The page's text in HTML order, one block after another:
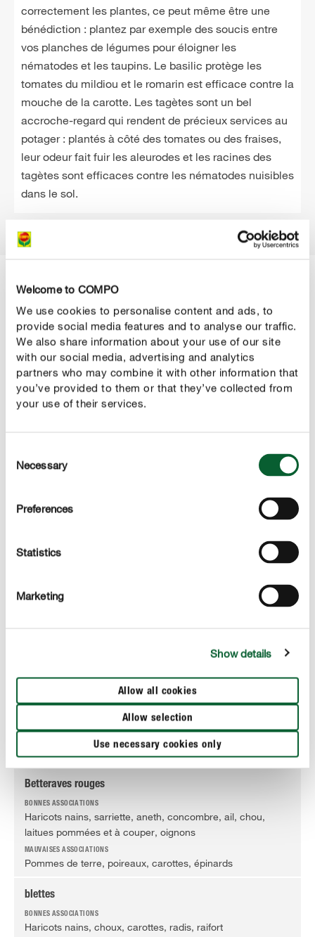
Welcome to COMPO
We use cookies to personalise content and ads, to
provide social media features and to analyse our traffic.
We also share information about your use of our site
with our social media, advertising and analytics
partners who may combine it with other information that
you’ve provided to them or that they’ve collected from
your use of their services.
Selection
Necessary
Preferences
Statistics
Marketing
Show details
Allow all cookies
Allow selection
Use necessary cookies only
correctement les plantes, ce peut même être une
bénédiction : plantez par exemple des soucis entre
vos planches de légumes pour éloigner les
nématodes et les taupins. Le basilic protège les
tomates du mildiou et le romarin est efficace contre la
mouche de la carotte. Les tagètes sont un bel
accroche-regard qui rendent de précieux services au
potager : plantés à côté des tomates ou des fraises,
leur odeur fait fuir les aleurodes et les racines des
tagètes sont efficaces contre les nématodes nuisibles
dans le sol.
Exemples de bonnes et mauvaises associations
Tomates
Haricots nains, épinards, chou, chou-rave, laitues
pommées et à couper, persil, poivrons, céleri, courgettes,
concombres, choux, carottes, tomates
petits pois, fenouil, betteraves rouges
épinards
Fraises, pommes de terre, chou, chou-rave, radis, raifort,
rhubarbe, haricots à rame, tomates
Betteraves rouges
Betteraves rouges
Haricots nains, sarriette, aneth, concombre, ail, chou,
laitues pommées et à couper, oignons
Pommes de terre, poireaux, carottes, épinards
blettes
Haricots nains, choux, carottes, radis, raifort